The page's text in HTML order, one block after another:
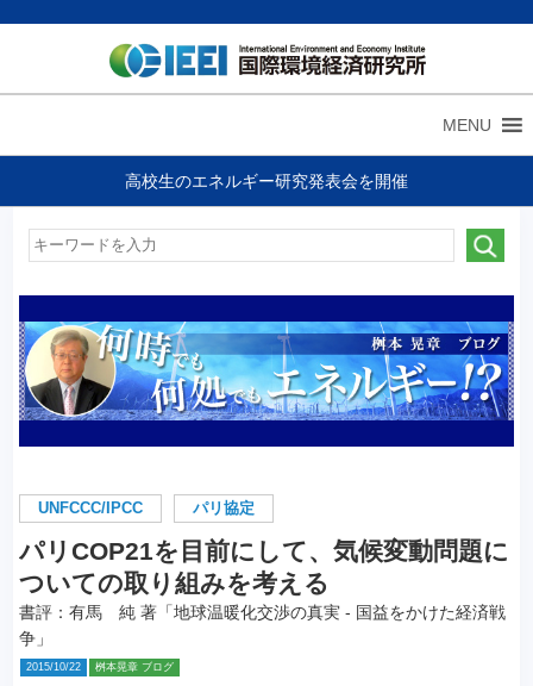
MENU
高校生のエネルギー研究発表会を開催
UNFCCC/IPCC パリ協定
パリCOP21を目前にして、気候変動問題に
ついての取り組みを考える
書評：有馬 純 著「地球温暖化交渉の真実 - 国益をかけた経済戦
争」
2015/10/22 桝本晃章 ブログ